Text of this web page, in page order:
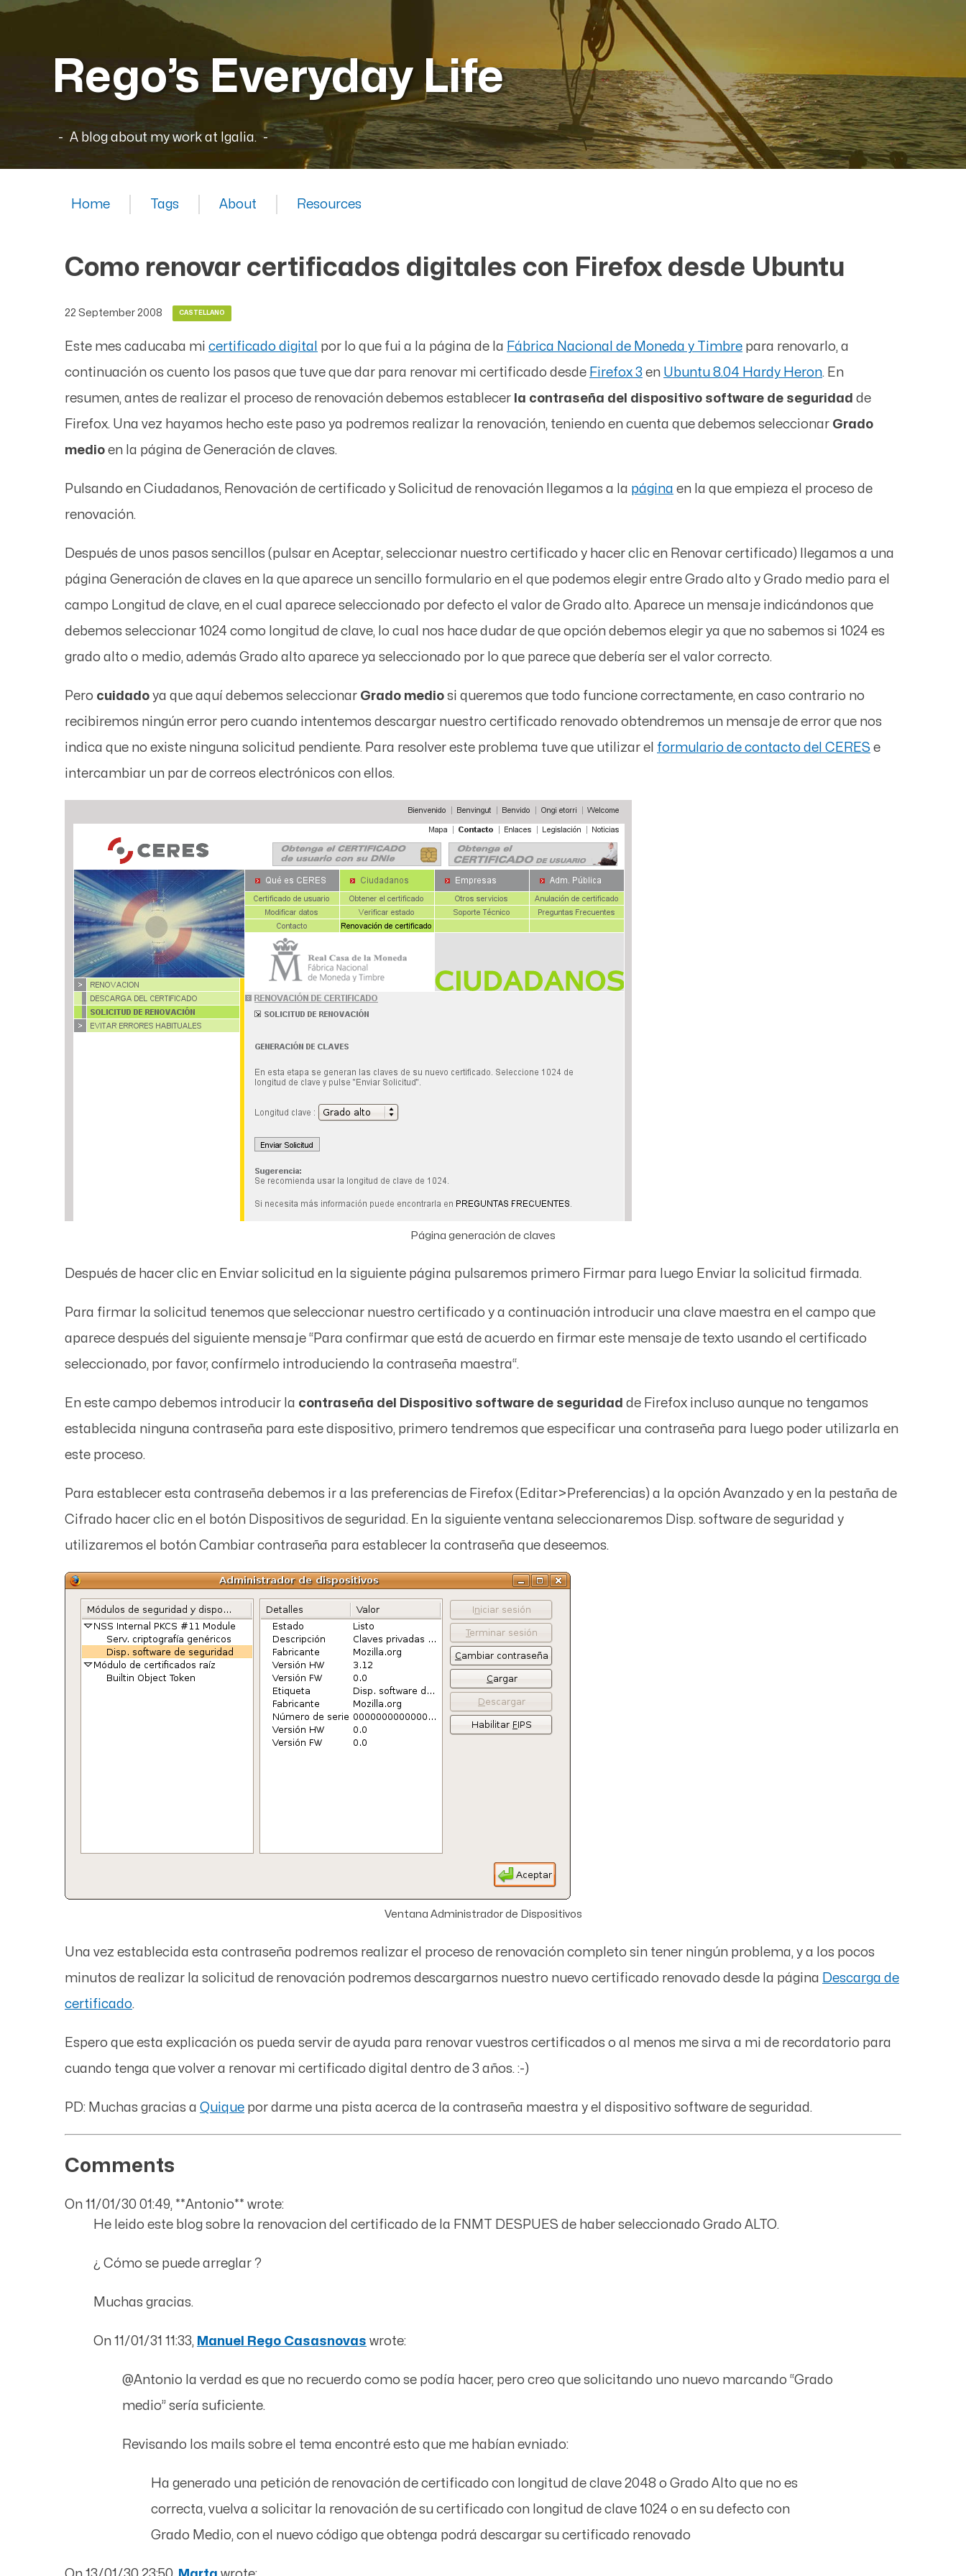
Rego’s Everyday Life
A blog about my work at Igalia.
Home Tags About Resources
Como renovar certificados digitales con Firefox desde Ubuntu
22 September 2008 CASTELLANO
Este mes caducaba mi certificado digital por lo que fui a la página de la Fábrica Nacional de Moneda y Timbre para renovarlo, a
continuación os cuento los pasos que tuve que dar para renovar mi certificado desde Firefox 3 en Ubuntu 8.04 Hardy Heron. En
resumen, antes de realizar el proceso de renovación debemos establecer la contraseña del dispositivo software de seguridad de
Firefox. Una vez hayamos hecho este paso ya podremos realizar la renovación, teniendo en cuenta que debemos seleccionar Grado
medio en la página de Generación de claves.
Pulsando en Ciudadanos, Renovación de certificado y Solicitud de renovación llegamos a la página en la que empieza el proceso de
renovación.
Después de unos pasos sencillos (pulsar en Aceptar, seleccionar nuestro certificado y hacer clic en Renovar certificado) llegamos a una
página Generación de claves en la que aparece un sencillo formulario en el que podemos elegir entre Grado alto y Grado medio para el
campo Longitud de clave, en el cual aparece seleccionado por defecto el valor de Grado alto. Aparece un mensaje indicándonos que
debemos seleccionar 1024 como longitud de clave, lo cual nos hace dudar de que opción debemos elegir ya que no sabemos si 1024 es
grado alto o medio, además Grado alto aparece ya seleccionado por lo que parece que debería ser el valor correcto.
Pero cuidado ya que aquí debemos seleccionar Grado medio si queremos que todo funcione correctamente, en caso contrario no
recibiremos ningún error pero cuando intentemos descargar nuestro certificado renovado obtendremos un mensaje de error que nos
indica que no existe ninguna solicitud pendiente. Para resolver este problema tuve que utilizar el formulario de contacto del CERES e
intercambiar un par de correos electrónicos con ellos.
Página generación de claves
Después de hacer clic en Enviar solicitud en la siguiente página pulsaremos primero Firmar para luego Enviar la solicitud firmada.
Para firmar la solicitud tenemos que seleccionar nuestro certificado y a continuación introducir una clave maestra en el campo que
aparece después del siguiente mensaje “Para confirmar que está de acuerdo en firmar este mensaje de texto usando el certificado
seleccionado, por favor, confírmelo introduciendo la contraseña maestra“.
En este campo debemos introducir la contraseña del Dispositivo software de seguridad de Firefox incluso aunque no tengamos
establecida ninguna contraseña para este dispositivo, primero tendremos que especificar una contraseña para luego poder utilizarla en
este proceso.
Para establecer esta contraseña debemos ir a las preferencias de Firefox ( Editar> Preferencias) a la opción Avanzado y en la pestaña de
Cifrado hacer clic en el botón Dispositivos de seguridad . En la siguiente ventana seleccionaremos Disp. software de seguridad y
utilizaremos el botón Cambiar contraseña para establecer la contraseña que deseemos.
Ventana Administrador de Dispositivos
Una vez establecida esta contraseña podremos realizar el proceso de renovación completo sin tener ningún problema, y a los pocos
minutos de realizar la solicitud de renovación podremos descargarnos nuestro nuevo certificado renovado desde la página Descarga de
certificado.
Espero que esta explicación os pueda servir de ayuda para renovar vuestros certificados o al menos me sirva a mi de recordatorio para
cuando tenga que volver a renovar mi certificado digital dentro de 3 años. :-)
PD: Muchas gracias a Quique por darme una pista acerca de la contraseña maestra y el dispositivo software de seguridad.
Comments
On 11/01/30 01:49, **Antonio** wrote:
He leido este blog sobre la renovacion del certificado de la FNMT DESPUES de haber seleccionado Grado ALTO.
¿ Cómo se puede arreglar ?
Muchas gracias.
On 11/01/31 11:33, Manuel Rego Casasnovas wrote:
@Antonio la verdad es que no recuerdo como se podía hacer, pero creo que solicitando uno nuevo marcando “Grado
medio” sería suficiente.
Revisando los mails sobre el tema encontré esto que me habían evniado:
Ha generado una petición de renovación de certificado con longitud de clave 2048 o Grado Alto que no es
correcta, vuelva a solicitar la renovación de su certificado con longitud de clave 1024 o en su defecto con
Grado Medio, con el nuevo código que obtenga podrá descargar su certificado renovado